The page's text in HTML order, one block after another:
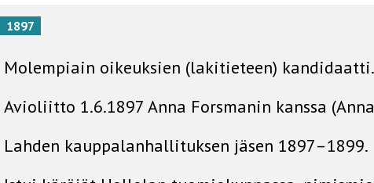
1897
Molempiain oikeuksien (lakitieteen) kandidaatti.
Avioliitto 1.6.1897 Anna Forsmanin kanssa
Lahden kauppalanhallituksen jäsen 1897–1899.